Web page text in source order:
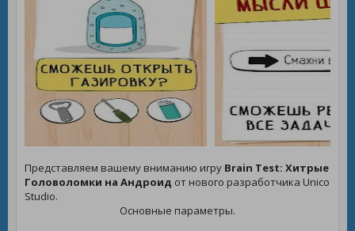
Представляем вашему вниманию игру Brain Test: Хитрые
Головоломки на Андроид от нового разработчика Unico
Studio.
Основные параметры.